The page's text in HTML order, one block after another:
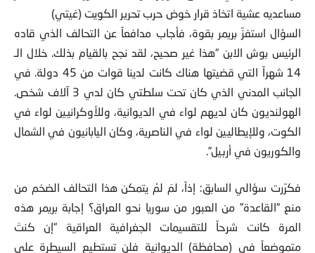
الرئيس الأميركي الأسبق جورج بوش الأب وإلى جانبه كبار
مساعديه عشية اتخاذ قرار خوض حرب تحرير الكويت (غيتي)
السؤال استفزّ بريمر بقوة، فأجاب مدافعاً عن التحالف الذي قاده
الرئيس بوش الابن “هذا غير صحيح، لقد نجح بالقيام بذلك. خلال الـ
14 شهراً التي قضيتها هناك كانت لدينا قوات من 45 دولة. في
الجانب المدني الذي كان تحت سلطتي كان لدي 3 آلاف شخص.
الهولنديون كان لديهم لواء في الديوانية، وللأوكرانيين لواء في
الكوت، وللإيطاليين لواء في الناصرية، وكان اليابانيون في الشمال
فكرّرت سؤالي السابق: إذاً، لمَ لمْ يتمكن هذا التحالف الضخم من
منع “القاعدة” من العبور من سوريا نحو العراق؟ إجابة بريمر هذه
المرة كانت شرحاً للتقسيمات الجغرافية العراقية “إن كنتَ